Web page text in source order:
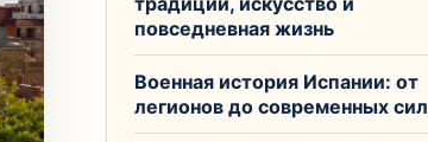
повседневная жизнь
Военная история Испании: от
легионов до современных сил